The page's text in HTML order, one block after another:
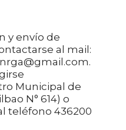
y envío de
al mail:
Municipal de
N° 614) o
teléfono 436200